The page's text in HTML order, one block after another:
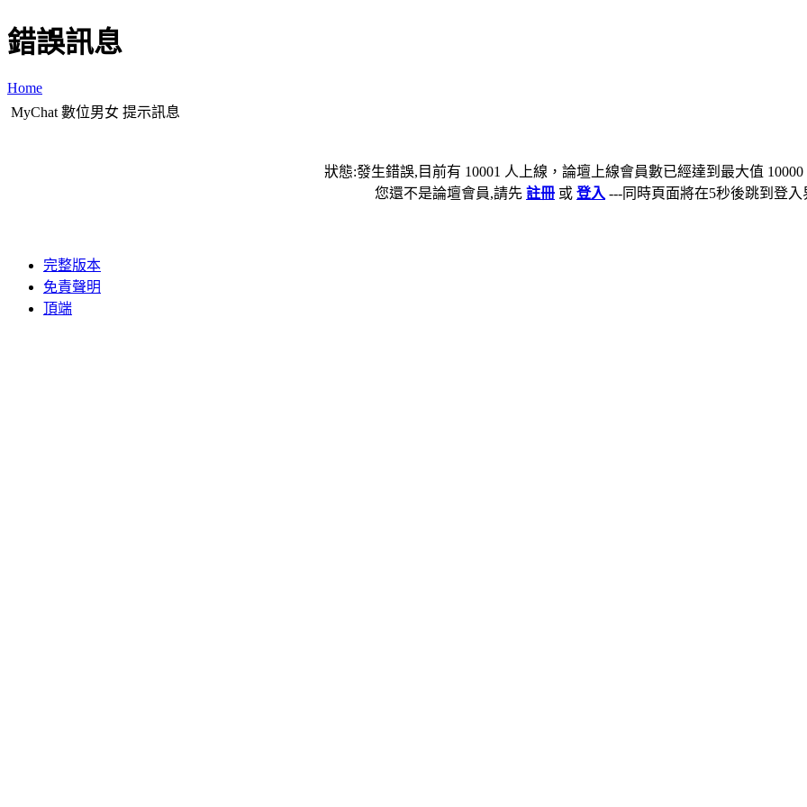
錯誤訊息
Home
MyChat 數位男女 提示訊息
狀態:發生錯誤,目前有 10001 人上線，論壇上線會員數已經達到最大值
您還不是論壇會員,請先 註冊 或 登入 ---同時頁面將在5秒後跳到登入
完整版本
免責聲明
頂端